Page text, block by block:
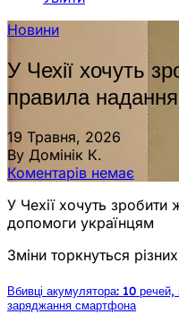
Новини
У Чехії хочуть
правила
19 Травня, 2026
By Домінік К.
Коментарів немає
У Чехії хочуть
допомоги українцям
Зміни торкнуться
Вбивці акумулятора: 10 речей,
заряджання смартфона